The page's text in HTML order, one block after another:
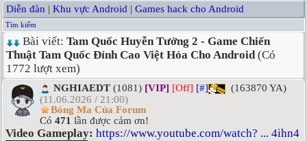
Diễn đàn | Khu vực Android | Games hack cho Android
Tìm kiếm
Bài viết: Tam Quốc Huyễn Tưởng 2 - Game Chiến
Thuật Tam Quốc Đỉnh Cao Việt Hóa Cho Android(Có
1772 lượt xem)
NGHIAEDT (1081) [VIP] [Off] [#]
(163870 YA)
(11.06.2026 / 21:00)
Bóng Ma Của Forum
Có 471 lần được cảm ơn!
Video Gameplay: https://www.youtube.com/watch? ... 4ihn4